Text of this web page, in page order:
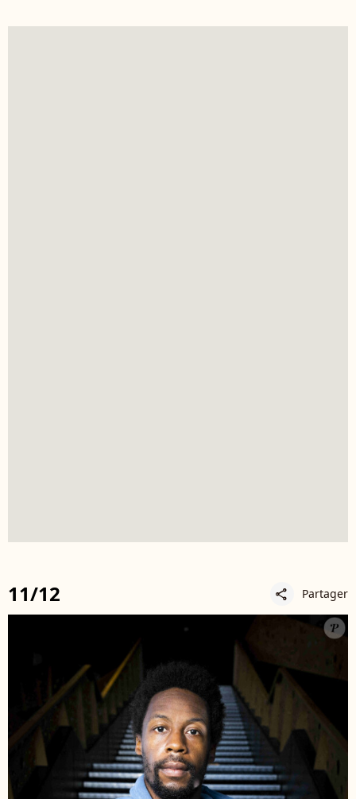
11/12 share Partager